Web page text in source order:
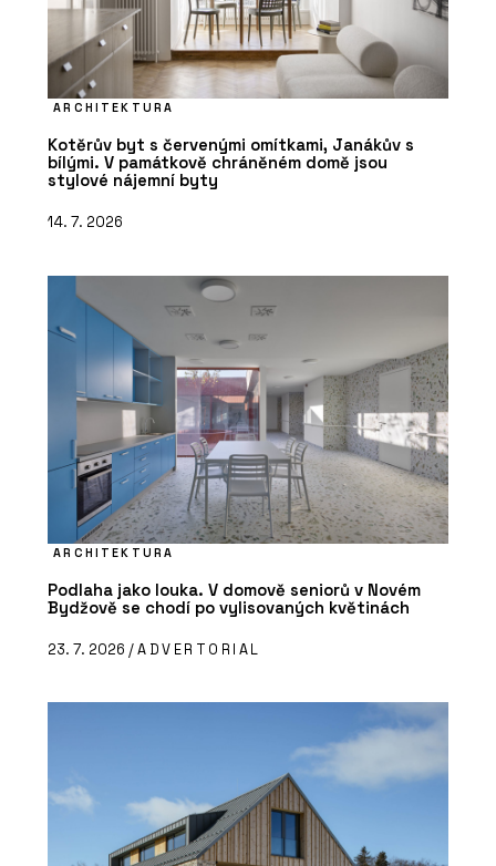
ARCHITEKTURA
Kotěrův byt s červenými omítkami, Janákův s
bílými. V památkově chráněném domě jsou
stylové nájemní byty
14. 7. 2026
ARCHITEKTURA
Podlaha jako louka. V domově seniorů v Novém
Bydžově se chodí po vylisovaných květinách
23. 7. 2026 /ADVERTORIAL